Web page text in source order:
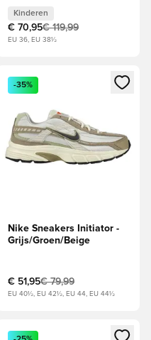
Kinderen
€ 70,95€ 119,99
EU 36, EU 38½
of je aan te melden als
Opent een venster om in te
-35%
Nike Sneakers Initiator -
Grijs/Groen/Beige
€ 51,95€ 79,99
EU 40½, EU 42½, EU 44, EU 44½
of je aan te melden als
Opent een venster om in te